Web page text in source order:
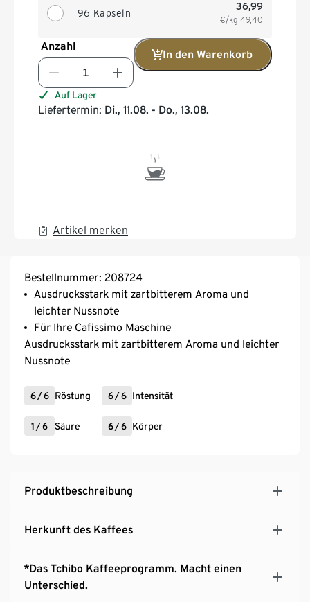
96 Kapseln
36,99
€/kg 49,40
Anzahl
In den Warenkorb
Auf Lager
Liefertermin: Di., 11.08. - Do., 13.08.
Artikel merken
Bestellnummer: 208724
Ausdrucksstark mit zartbitterem Aroma und
leichter Nussnote
Für Ihre Cafissimo Maschine
Ausdrucksstark mit zartbitterem Aroma und leichter
Nussnote
6/6 Röstung 6/6 Intensität
1/6 Säure 6/6 Körper
Produktbeschreibung
Herkunft des Kaffees
*Das Tchibo Kaffeeprogramm. Macht einen
Unterschied.